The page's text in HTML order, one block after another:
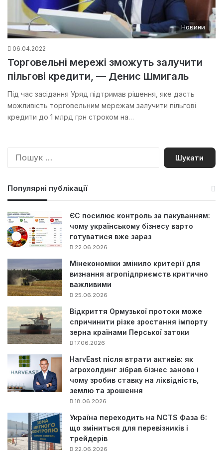
Новини
06.04.2022
Торговельні мережі зможуть залучити
пільгові кредити, — Денис Шмигаль
Під час засідання Уряд підтримав рішення, яке дасть
можливість торговельним мережам залучити пільгові
кредити до 1 млрд грн строком на…
П
Популярні публікації
ЄС посилює контроль за пакуванням:
чому українському бізнесу варто
готуватися вже зараз
22.06.2026
Мінекономіки змінило критерії для
визнання агропідприємств критично
важливими
25.06.2026
Відкриття Ормузької протоки може
спричинити різке зростання імпорту
зерна країнами Перської затоки
17.06.2026
HarvEast після втрати активів: як
агрохолдинг зібрав бізнес заново і
чому зробив ставку на ліквідність,
землю та зрошення
18.06.2026
Україна переходить на NCTS Фаза 6:
що зміниться для перевізників і
трейдерів
22.06.2026